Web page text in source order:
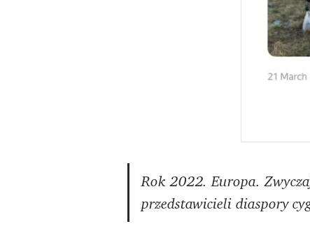
Rok 2022. Europa.
przedstawicieli diaspory